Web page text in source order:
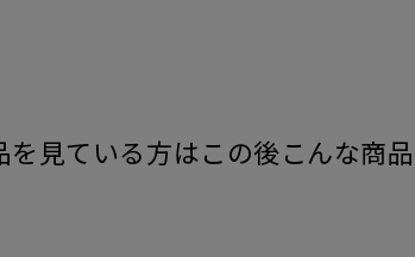
を見ている方はこの後こんな商